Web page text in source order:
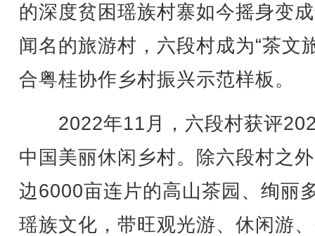
的深度贫困瑶族村寨如今摇身变
闻名的旅游村，六段村成为“茶文
合粤桂协作乡村振兴示范样板。
2022年11月，六段村获评
中国美丽休闲乡村。除六段村之
边6000亩连片的高山茶园、绚丽
瑶族文化，带旺观光游、休闲游